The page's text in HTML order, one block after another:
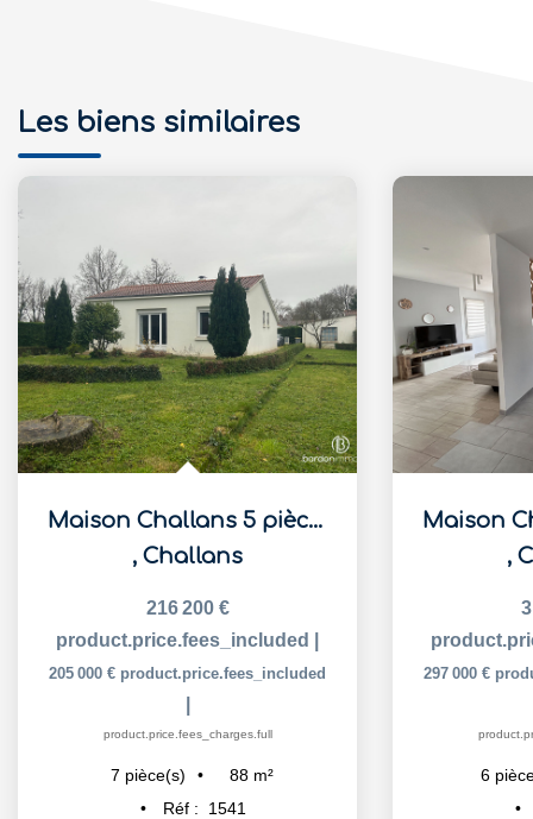
Les biens similaires
Maison Challans 5 pièce(s) 88 m2
, Challans
216 200 €
product.price.fees_included
205 000 € product.price.fees_included
product.price.fees_charges.full
7 pièce(s) 88 m²
Réf :
1541
,
297 000 €
6